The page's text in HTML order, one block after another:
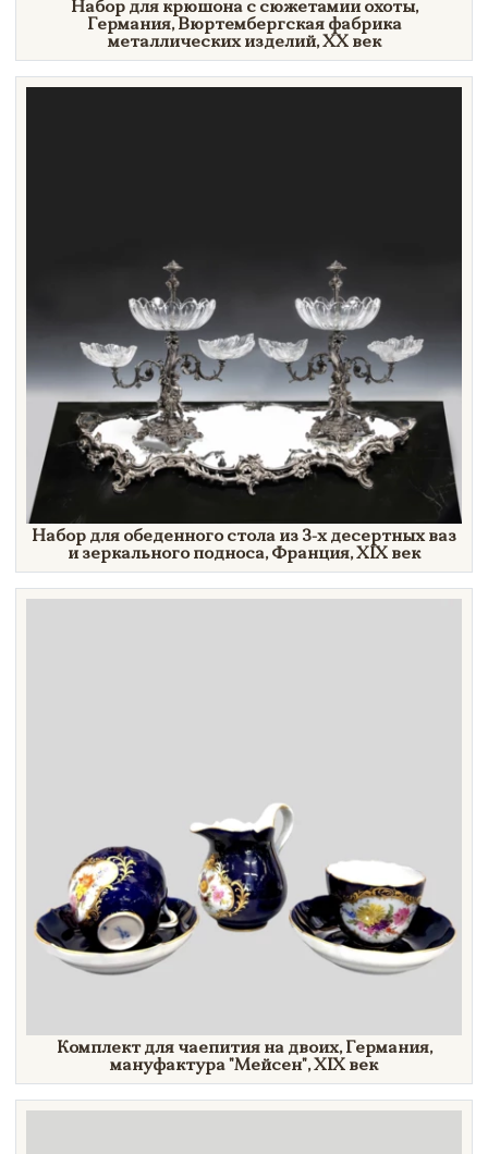
Набор для крюшона с сюжетамии охоты,
Германия, Вюртембергская фабрика
металлических изделий,XX век
Набор для обеденного стола из 3-х десертных ваз
и зеркального подноса, Франция,XIX век
Комплект для чаепития на двоих, Германия,
мануфактура"Мейсен",XIX век